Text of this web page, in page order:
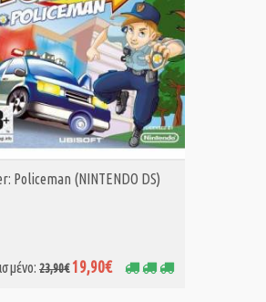
MET.
Policeman (NINTENDO DS)
23,90€ 19,90€